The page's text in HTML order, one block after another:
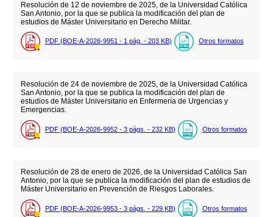
Resolución de 12 de noviembre de 2025, de la Universidad Católica
San Antonio, por la que se publica la modificación del plan de
estudios de Máster Universitario en Derecho Militar.
PDF (BOE-A-2026-9951 - 1 pág. - 203 KB) Otros formatos
Resolución de 24 de noviembre de 2025, de la Universidad Católica
San Antonio, por la que se publica la modificación del plan de
estudios de Máster Universitario en Enfermería de Urgencias y
Emergencias.
PDF (BOE-A-2026-9952 - 3 págs. - 232 KB) Otros formatos
Resolución de 28 de enero de 2026, de la Universidad Católica San
Antonio, por la que se publica la modificación del plan de estudios de
Máster Universitario en Prevención de Riesgos Laborales.
PDF (BOE-A-2026-9953 - 3 págs. - 229 KB) Otros formatos